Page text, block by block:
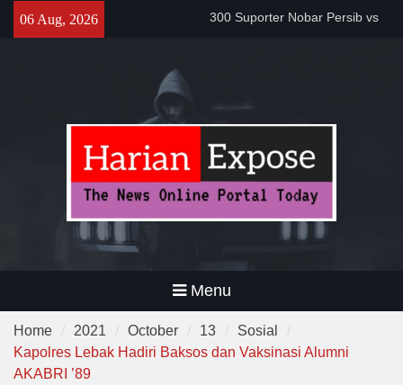
06 Aug, 2026
300 Suporter Nobar Persib vs
Banjar Rp6,8 Miliar Disorot,
Pelaksana Diduga Abaikan K3
Da’i Indonesia Akan Dikirim
MUI ke Al-Azhar dan Madinah
Lewat Program PWD 2026
Menu
Home 2021 October 13
Sosial
Kapolres Lebak Hadiri Baksos dan Vaksinasi Alumni
AKABRI ’89